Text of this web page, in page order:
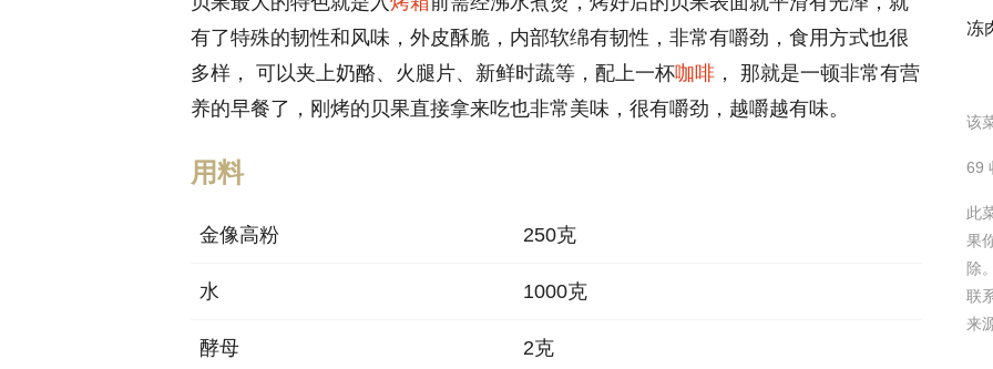
有了特殊的韧性和风味，外皮酥脆，内部软绵有韧性，非常有嚼劲，食用方式也很
多样， 可以夹上奶酪、火腿片、新鲜时蔬等，配上一杯咖啡 ， 那就是一顿非常有营
养的早餐了，刚烤的贝果直接拿来吃也非常美味，很有嚼劲，越嚼越有味。
用料
金像高粉 250克
水 1000克
酵母 2克
冻
该
69
此
果
除
联
来